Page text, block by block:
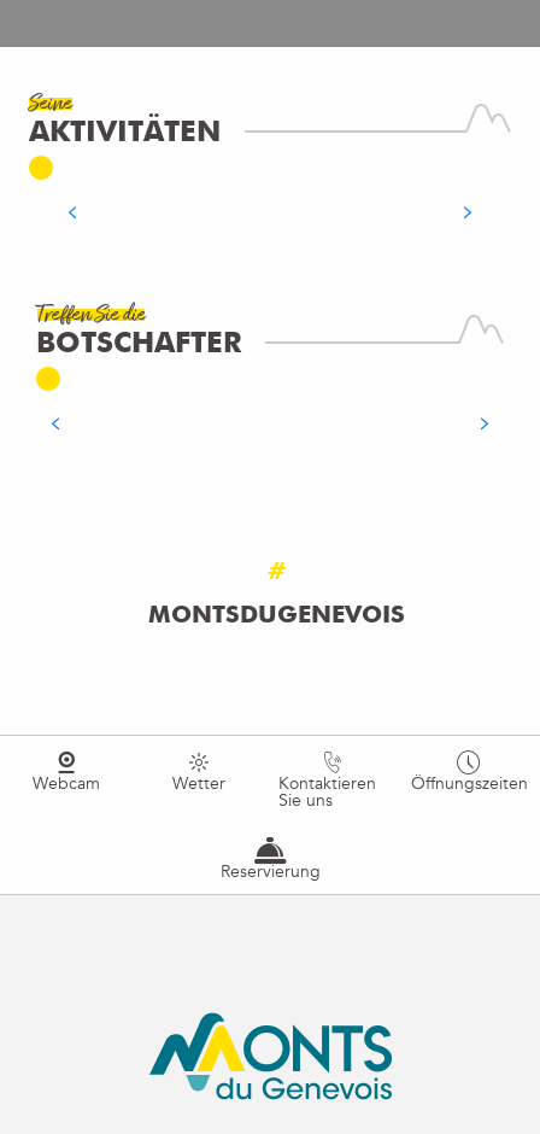
Seine
AKTIVITÄTEN RESTAURANT
Treffen Sie die
BOTSCHAFTEREMMANUELLE DORMIA
#
MONTSDUGENEVOIS
Webcam Wetter Kontaktieren
Sie uns
Öffnungszeiten
Reservierung